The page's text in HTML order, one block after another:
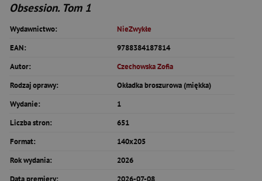
Obsession. Tom 1
Wydawnictwo:
NieZwykłe
EAN:
9788384187814
Autor:
Czechowska Zofia
Rodzaj oprawy:
Okładka broszurowa (miękka)
Wydanie:
1
Liczba stron:
651
Format:
140x205
Rok wydania:
2026
Data premiery:
2026-07-08